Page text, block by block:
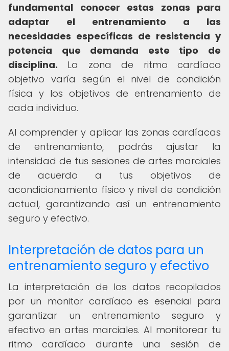
fundamental conocer estas zonas para
adaptar el entrenamiento a las
necesidades específicas de resistencia y
potencia que demanda este tipo de
disciplina. La zona de ritmo cardíaco
objetivo varía según el nivel de condición
física y los objetivos de entrenamiento de
cada individuo.
Al comprender y aplicar las zonas cardíacas
de entrenamiento, podrás ajustar la
intensidad de tus sesiones de artes marciales
de acuerdo a tus objetivos de
acondicionamiento físico y nivel de condición
actual, garantizando así un entrenamiento
seguro y efectivo.
Interpretación de datos para un
entrenamiento seguro y efectivo
La interpretación de los datos recopilados
por un monitor cardíaco es esencial para
garantizar un entrenamiento seguro y
efectivo en artes marciales. Al monitorear tu
ritmo cardíaco durante una sesión de